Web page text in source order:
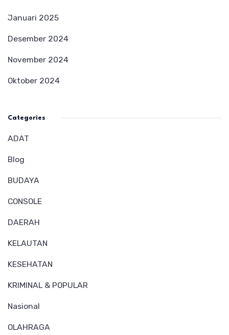
Januari 2025
Desember 2024
November 2024
Oktober 2024
Categories
ADAT
Blog
BUDAYA
CONSOLE
DAERAH
KELAUTAN
KESEHATAN
KRIMINAL & POPULAR
Nasional
OLAHRAGA